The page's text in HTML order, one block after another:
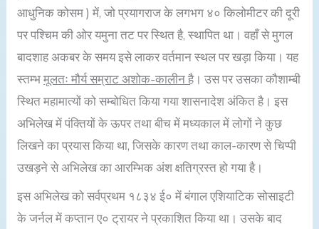
आधुनिक कोसम ) में, जो प्रयागराज के लगभग ४० किलोमीटर की दूरी
पर पश्चिम की ओर यमुना तट पर स्थित है, स्थापित था। वहाँ से मुगल
बादशाह अकबर के समय इसे लाकर वर्तमान स्थल पर खड़ा किया। यह
स्तम्भमूलतः मौर्य सम्राट अशोक-कालीन है। उस पर उसका कौशाम्बी
स्थित महामात्यों को सम्बोधित किया गया शासनादेश अंकित है। इस
अभिलेख में पंक्तियों के ऊपर तथा बीच में मध्यकाल में लोगों ने कुछ
लिखने का प्रयास किया था, जिसके कारण तथा काल-कारण से चिप्पी
उखड़ने से अभिलेख का आरम्भिक अंश क्षतिग्रस्त हो गया है।
इस अभिलेख को सर्वप्रथम १८३४ ई० में बंगाल एशियाटिक सोसाइटी
के जर्नल में कप्तान ए० ट्रायर ने प्रकाशित किया था। उसके बाद